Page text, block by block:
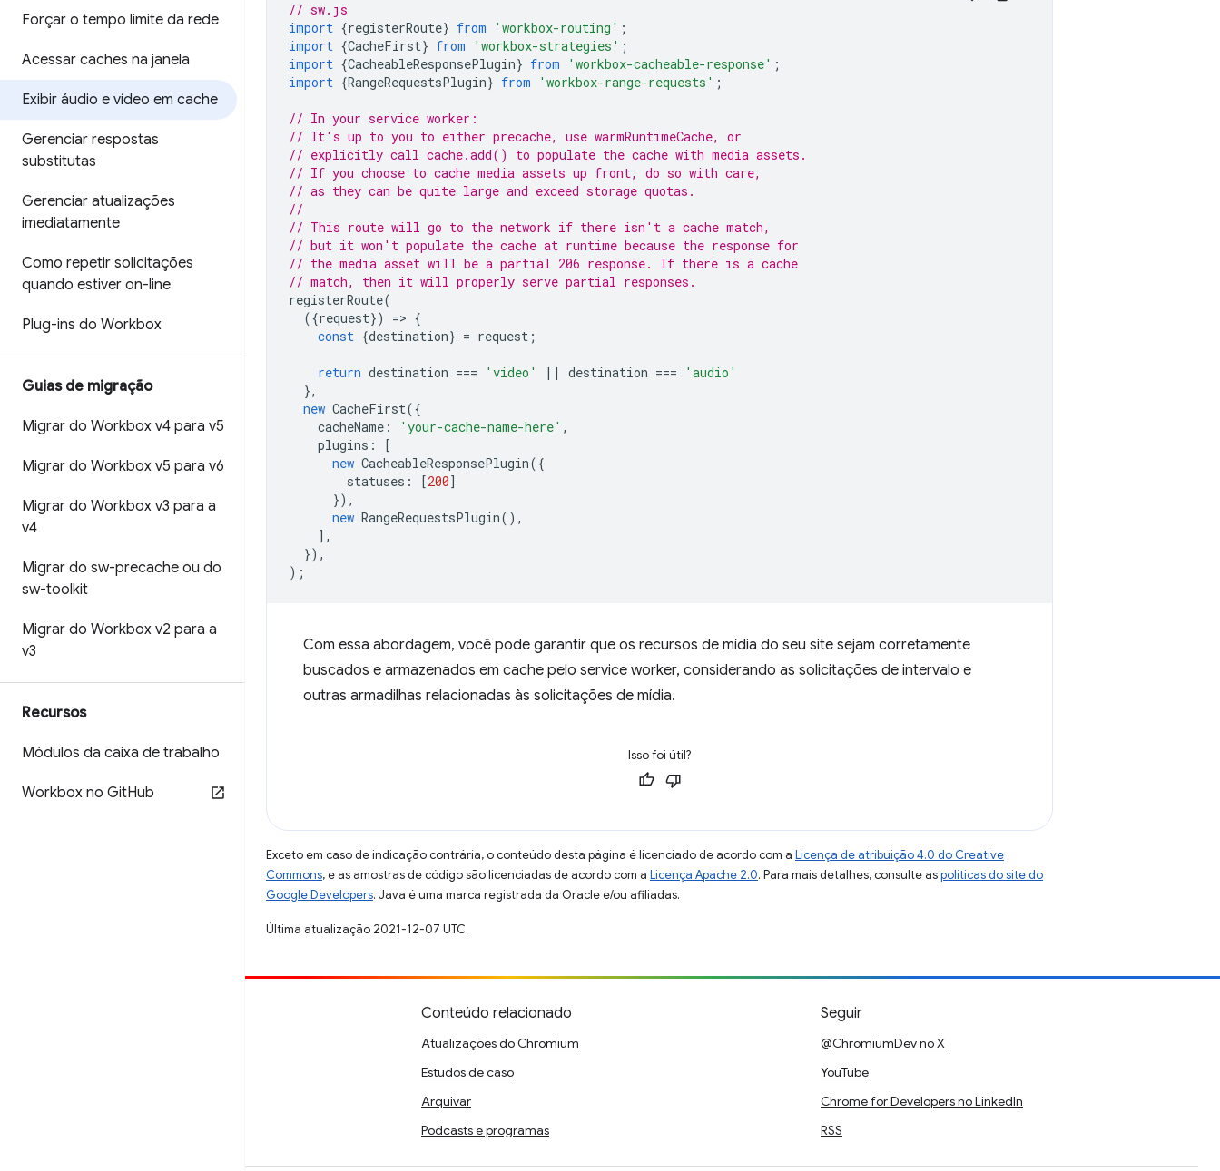
Forçar o tempo limite da rede
Acessar caches na janela
Exibir áudio e vídeo em cache
Gerenciar respostas
substitutas
Gerenciar atualizações
imediatamente
Como repetir solicitações
quando estiver on-line
Plug-ins do Workbox
Guias de migração
Migrar do Workbox v4 para v5
Migrar do Workbox v5 para v6
Migrar do Workbox v3 para a
v4
Migrar do sw-precache ou do
sw-toolkit
Migrar do Workbox v2 para a
v3
Recursos
Módulos da caixa de trabalho
Workbox no GitHub
// sw.js
import {registerRoute} from 'workbox-routing' ;
import {CacheFirst} from 'workbox-strategies' ;
import {CacheableResponsePlugin} from 'workbox-cacheable-response' ;
import {RangeRequestsPlugin} from 'workbox-range-requests' ;
// In your service worker:
// It's up to you to either precache, use warmRuntimeCache, or
// explicitly call cache.add() to populate the cache with media assets.
// If you choose to cache media assets up front, do so with care,
// as they can be quite large and exceed storage quotas.
//
// This route will go to the network if there isn't a cache match,
// but it won't populate the cache at runtime because the response for
// the media asset will be a partial 206 response. If there is a cache
// match, then it will properly serve partial responses.
registerRoute(
({request}) => {
const {destination} = request ;
return destination === 'video' || destination ===
'audio'
},
new CacheFirst({
cacheName : 'your-cache-name-here' ,
plugins :
[
new CacheableResponsePlugin({
statuses : [200]
}),
new RangeRequestsPlugin(),
],
}),
);
Com essa abordagem, você pode garantir que os recursos de mídia do seu site sejam corretamente
buscados e armazenados em cache pelo service worker, considerando as solicitações de intervalo e
outras armadilhas relacionadas às solicitações de mídia.
Isso foi útil?
Exceto em caso de indicação contrária, o conteúdo desta página é licenciado de acordo com a Licença de atribuição 4.0 do Creative
Commons, e as amostras de código são licenciadas de acordo com a Licença Apache 2.0. Para mais detalhes, consulte aspolíticas do site do
Google Developers. Java é uma marca registrada da Oracle e/ou afiliadas.
Última atualização 2021-12-07 UTC.
Conteúdo relacionado
Atualizações do Chromium
Estudos de caso
Arquivar
Podcasts e programas
Seguir
@ChromiumDev no X
YouTube
Chrome for Developers no LinkedIn
RSS